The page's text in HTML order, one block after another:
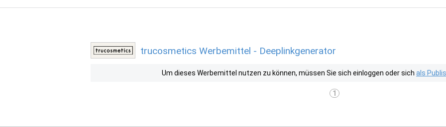
trucosmetics Werbemittel - Deeplinkgenerator
Um dieses Werbemittel nutzen zu können, müssen Sie sich einloggen oder sich als
1